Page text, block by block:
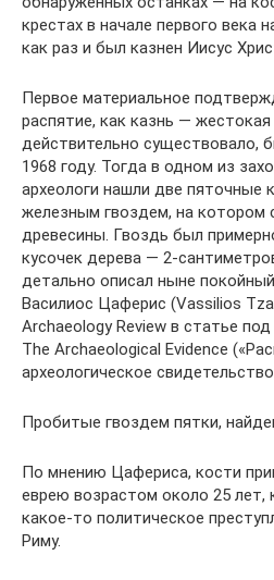
крестах в начале первого века
как раз и был казнен Иисус
Первое материальное
распятие, как казнь —
действительно существовало,
1968 году. Тогда в одном из
археологи нашли две пяточные
железным гвоздем, на котором
древесины. Гвоздь был
кусочек дерева — 2-
детально описал ныне
Василиос Цаферис (Vassilios
Archaeology Review в статье
The Archaeological Evidence
археологическое
Пробитые гвоздем пятки,
По мнению Цафериса, кости
еврею возрастом около 25 лет,
какое-то политическое
Риму.